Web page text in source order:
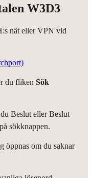
W3D3
nät eller VPN vid
du fliken Sök
Beslut eller Beslut
sökknappen.
öppnas om du saknar